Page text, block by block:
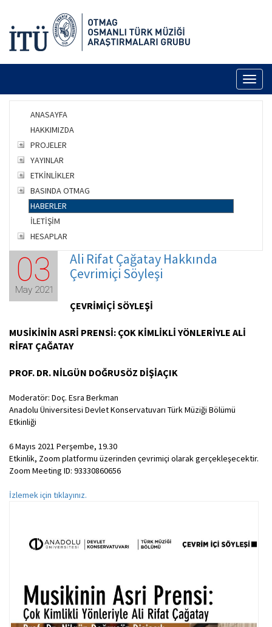
ANASAYFA
HAKKIMIZDA
PROJELER
YAYINLAR
ETKİNLİKLER
BASINDA OTMAG
HABERLER
İLETİŞİM
HESAPLAR
03
May 2021
Ali Rifat Çağatay Hakkında
Çevrimiçi Söyleşi
ÇEVRİMİÇİ SÖYLEŞİ
MUSİKİNİN ASRİ PRENSİ: ÇOK KİMLİKLİ YÖNLERİYLE ALİ
RİFAT ÇAĞATAY
PROF. DR. NİLGÜN DOĞRUSÖZ DİŞİAÇIK
Moderatör: Doç. Esra Berkman
Anadolu Üniversitesi Devlet Konservatuvarı Türk Müziği Bölümü
Etkinliği
6 Mayıs 2021 Perşembe, 19.30
Etkinlik, Zoom platformu üzerinden çevrimiçi olarak gerçekleşecektir.
Zoom Meeting ID: 93330860656
İzlemek için tıklayınız.